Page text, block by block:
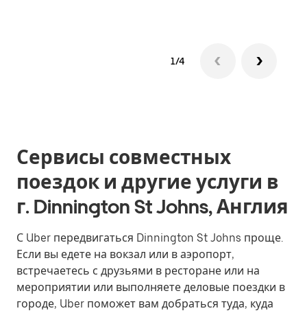
1/4
Сервисы совместных
поездок и другие услуги в
г. Dinnington St Johns, Англия
С Uber передвигаться Dinnington St Johns проще.
Если вы едете на вокзал или в аэропорт,
встречаетесь с друзьями в ресторане или на
мероприятии или выполняете деловые поездки в
городе, Uber поможет вам добраться туда, куда